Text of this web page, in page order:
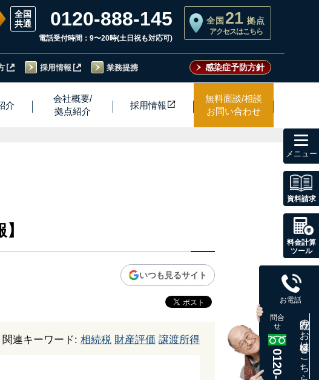
0120-888-145
電話受付時間：9〜20時(土日祝も対応可)
全国 21 拠点
アクセスはこちら
採用情報 業務提携 感染症予防方針
介
会社概要/
拠点紹介
採用情報
無料面談/相談
お問い合わせ
いつも見るサイト
関連キーワード: 相続税 財産評価 譲渡所得
資料請求
料金計算
ツール
お電話
問合
せ
既存のお客様はこちら